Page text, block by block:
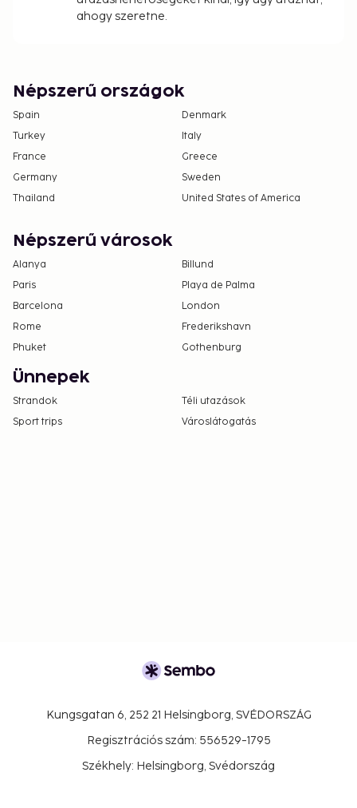
ahogy szeretne.
Népszerű országok
Spain
Denmark
Turkey
Italy
France
Greece
Germany
Sweden
Thailand
United States of America
Népszerű városok
Alanya
Billund
Paris
Playa de Palma
Barcelona
London
Rome
Frederikshavn
Phuket
Gothenburg
Ünnepek
Strandok
Téli utazások
Sport trips
Városlátogatás
Kungsgatan 6, 252 21 Helsingborg, SVÉDORSZÁG
Regisztrációs szám: 556529-1795
Székhely: Helsingborg, Svédország